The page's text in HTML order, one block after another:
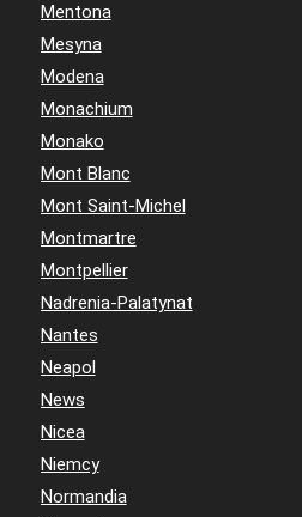
Mentona
Mesyna
Modena
Monachium
Monako
Mont Blanc
Mont Saint-Michel
Montmartre
Montpellier
Nadrenia-Palatynat
Nantes
Neapol
News
Nicea
Niemcy
Normandia